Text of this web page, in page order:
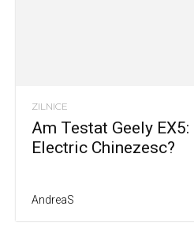
ZILNICE
Am Testat Geely
Electric Chinezesc?
AndreaS